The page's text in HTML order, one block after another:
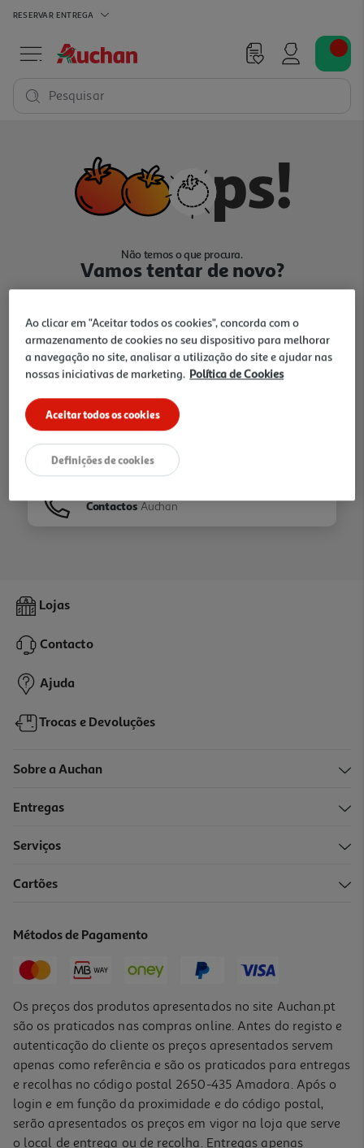
RESERVAR ENTREGA
Pesquisar
Não temos o que procura.
Vamos tentar de novo?
Ir para Homepage
Folhetos
Contactos Auchan
Lojas
Contacto
Ajuda
Trocas e Devoluções
Sobre a Auchan
Entregas
Serviços
Cartões
Métodos de Pagamento
Os preços dos produtos apresentados no site Auchan.pt
são os praticados nas compras online. Antes do registo e
autenticação do cliente os preços apresentados servem
apenas como referência e são os praticados para entregas
e recolhas no código postal 2650-435 Amadora. Após o
login e em função da proximidade e do código postal,
serão apresentados os preços em vigor na loja que serve
o local de entrega ou de recolha. Entregas apenas
Ao clicar em "Aceitar todos os cookies", concorda com o
armazenamento de cookies no seu dispositivo para melhorar
a navegação no site, analisar a utilização do site e ajudar nas
nossas iniciativas de marketing. Política de Cookies
Aceitar todos os cookies
Definições de cookies